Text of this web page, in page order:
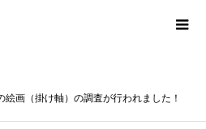
絵画（掛け軸）の調査が行われました！